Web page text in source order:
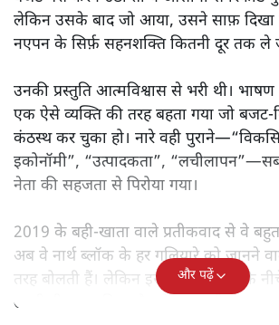
मोदी सरकार का बजट 2026 बड़े बदलाव का
और ठहरे फैसलों के बीच बजट की आलोचनात्मक
बजट पेश करने उठीं तो वे आसानी से रिकॉर्ड
लेकिन उसके बाद जो आया, उसने साफ़ दिखा
नएपन के सिर्फ़ सहनशक्ति कितनी दूर तक ले